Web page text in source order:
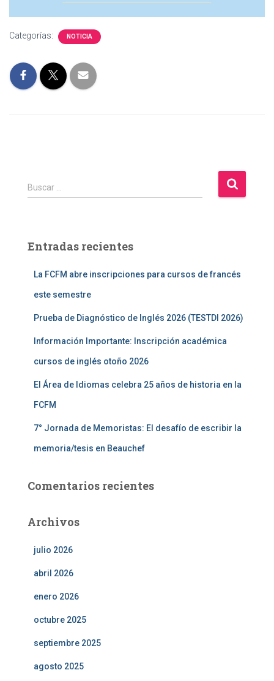
Categorías: NOTICIA
B
u
r
Buscar …
Entradas recientes
La FCFM abre inscripciones para cursos de francés
este semestre
Prueba de Diagnóstico de Inglés 2026 (TESTDI 2026)
Información Importante: Inscripción académica
cursos de inglés otoño 2026
El Área de Idiomas celebra 25 años de historia en la
FCFM
7° Jornada de Memoristas: El desafío de escribir la
memoria/tesis en Beauchef
Comentarios recientes
Archivos
julio 2026
abril 2026
enero 2026
octubre 2025
septiembre 2025
agosto 2025